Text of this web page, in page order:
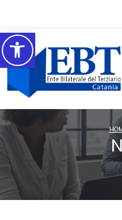
Accessibilità